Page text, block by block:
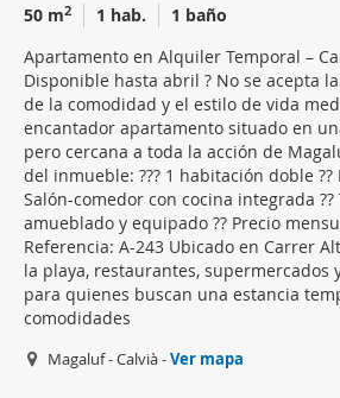
50 m2 1 hab.
1 baño
Apartamento en Alquiler Temporal –
Disponible hasta abril ? No se acepta
de la comodidad y el estilo de vida
encantador apartamento situado en
pero cercana a toda la acción de
del inmueble: ??? 1 habitación doble ??
Salón-comedor con cocina integrada ??
amueblado y equipado ?? Precio
Referencia: A-243 Ubicado en Carrer
la playa, restaurantes, supermercados
para quienes buscan una estancia
comodidades
Magaluf - Calvià -Ver mapa